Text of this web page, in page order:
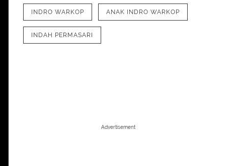
bercorak hijau dipadukan kerudung
INDRO WARKOP ANAK INDRO WARKOP
INDAH PERMASARI
Advertisement